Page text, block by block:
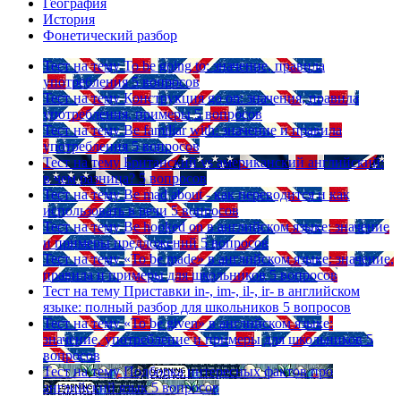
История
Фонетический разбор
Тест на тему To be going to: значение, правила
употребления 5 вопросов
Тест на тему Конструкция go on: значения, правила
употребления, примеры 5 вопросов
Тест на тему Be familiar with: значение и правила
употребления 5 вопросов
Тест на тему Британский vs американский английский:
в чем разница? 5 вопросов
Тест на тему Be mad about - как переводится и как
использовать в речи 5 вопросов
Тест на тему Be hooked on в английском языке: значение
и примеры предложений 5 вопросов
Тест на тему «To be made» в английском языке: значение,
правила и примеры для школьников 5 вопросов
Тест на тему Приставки in-, im-, il-, ir- в английском
языке: полный разбор для школьников 5 вопросов
Тест на тему «To be given» в английском языке:
значение, употребление и примеры для школьников 5
вопросов
Тест на тему Подборка интересных фактов про
английский язык 5 вопросов